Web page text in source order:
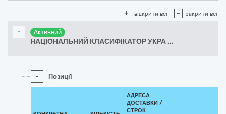
+ відкрити всі - закрити всі
- Активний
НАЦІОНАЛЬНИЙ КЛАСИФІКАТОР УКРА ...
- Позиції
АДРЕСА
ДОСТАВКИ /
СТРОК